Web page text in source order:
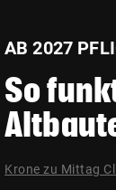
AB 2027
So
Krone zu Mittag